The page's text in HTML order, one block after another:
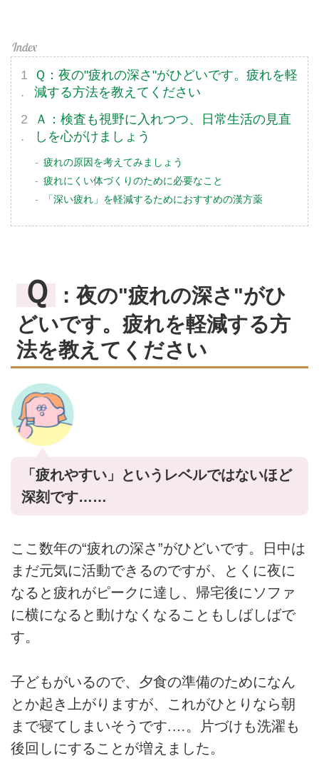
Ｑ：夜の"疲れの深さ"がひどいです。疲れを軽
減する方法を教えてください
Ａ：検査も視野に入れつつ、日常生活の見直
しを心がけましょう
疲れの原因を考えてみましょう
疲れにくい体づくりのために必要なこと
「深い疲れ」を軽減するためにおすすめの漢方薬
Ｑ
：夜の"疲れの深さ"がひ
どいです。疲れを軽減する方
法を教えてください
「疲れやすい」というレベルではないほど
深刻です……
ここ数年の“疲れの深さ”がひどいです。日中は
まだ元気に活動できるのですが、とくに夜に
なると疲れがピークに達し、帰宅後にソファ
に横になると動けなくなることもしばしばで
す。
子どもがいるので、夕食の準備のためになん
とか起き上がりますが、これがひとりなら朝
まで寝てしまいそうです.…。片づけも洗濯も
後回しにすることが増えました。